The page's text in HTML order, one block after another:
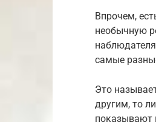
Впрочем,
необычную
самые
Это
другим, то
показывают